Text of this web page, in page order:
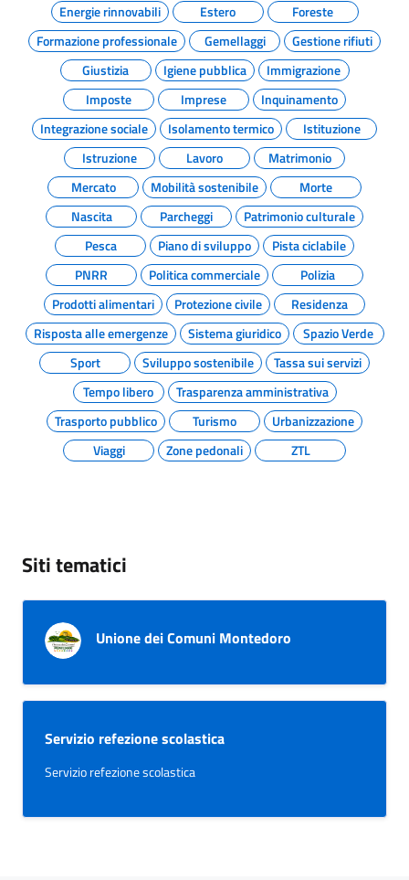
Energie rinnovabili Estero
Foreste
Formazione professionale
Gemellaggi
Gestione rifiuti
Giustizia
Igiene pubblica
Immigrazione
Imposte
Imprese
Inquinamento
Integrazione sociale
Isolamento termico
Istituzione
Istruzione
Lavoro
Matrimonio
Mercato
Mobilità sostenibile
Morte
Nascita
Parcheggi
Patrimonio culturale
Pesca
Piano di sviluppo
Pista ciclabile
PNRR
Politica commerciale
Polizia
Prodotti alimentari
Protezione civile
Residenza
Risposta alle emergenze
Sistema giuridico
Spazio Verde
Sport
Sviluppo sostenibile
Tassa sui servizi
Tempo libero
Trasparenza amministrativa
Trasporto pubblico
Turismo
Urbanizzazione
Viaggi
Zone pedonali ZTL
Siti tematici
Unione dei Comuni Montedoro
Servizio refezione scolastica
Servizio refezione scolastica